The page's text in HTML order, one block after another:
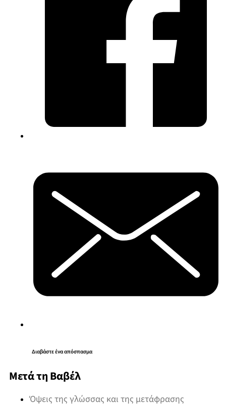
Διαβάστε ένα απόσπασμα
Μετά τη Βαβέλ
Όψεις της γλώσσας και της μετάφρασης